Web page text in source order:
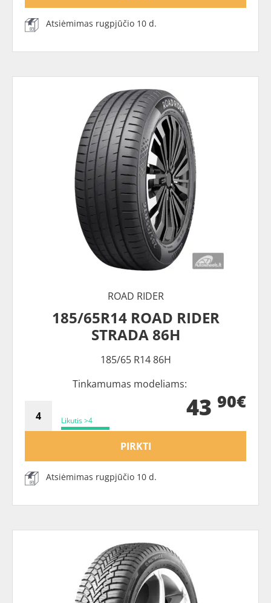
Atsiėmimas rugpjūčio 10 d.
ROAD RIDER
185/65R14 ROAD RIDER
STRADA 86H
185/65 R14 86H
Tinkamumas modeliams:
Likutis >4 43 90€
PIRKTI
Atsiėmimas rugpjūčio 10 d.